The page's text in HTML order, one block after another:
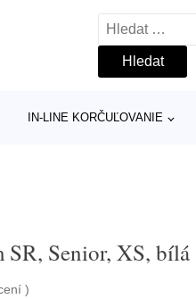
Vyhledávání
IN-LINE KORČUĽOVANIE
Senior, XS, bílá
)